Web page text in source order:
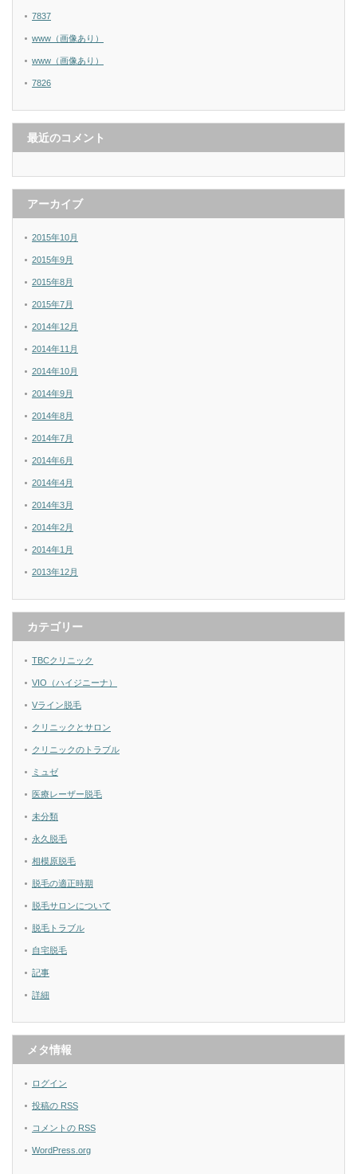
7837
www（画像あり）
www（画像あり）
7826
最近のコメント
アーカイブ
2015年10月
2015年9月
2015年8月
2015年7月
2014年12月
2014年11月
2014年10月
2014年9月
2014年8月
2014年7月
2014年6月
2014年4月
2014年3月
2014年2月
2014年1月
2013年12月
カテゴリー
TBCクリニック
VIO（ハイジニーナ）
Vライン脱毛
クリニックとサロン
クリニックのトラブル
ミュゼ
医療レーザー脱毛
未分類
永久脱毛
相模原脱毛
脱毛の適正時期
脱毛サロンについて
脱毛トラブル
自宅脱毛
記事
詳細
メタ情報
ログイン
投稿の RSS
コメントの RSS
WordPress.org